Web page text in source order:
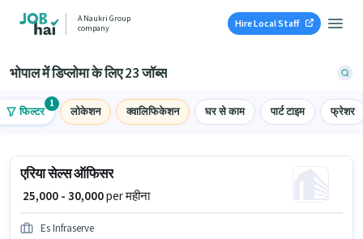
A Naukri Group
company
Hire Local Staff
भोपाल में डिप्लोमा के लिए 23 जॉब्स
फिल्टर
1
लोकेशन क्वालिफिकेशन घर से काम पार्ट टाइम फ्रेशर
एरिया सेल्स ऑफिसर
₹ 25,000 - 30,000per महीना
Es Infraserve